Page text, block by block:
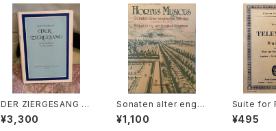
DER ZIERGESANG u
nd die Ausfuhrung
der Appoggiatura
¥3,300
Sonaten alter engli
scher Meister Ⅲ【編
著：MICHAEL SCHNE
¥1,100
Suite for
String
moll【著者
¥495